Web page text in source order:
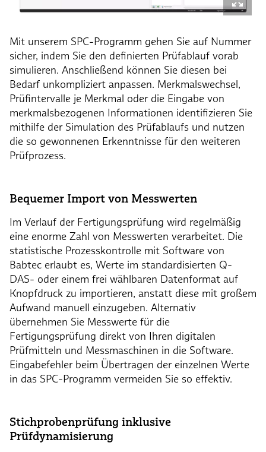
Mit unserem SPC-Programm gehen Sie auf Nummer
sicher, indem Sie den definierten Prüfablauf vorab
simulieren. Anschließend können Sie diesen bei
Bedarf unkompliziert anpassen. Merkmalswechsel,
Prüfintervalle je Merkmal oder die Eingabe von
merkmalsbezogenen Informationen identifizieren Sie
mithilfe der Simulation des Prüfablaufs und nutzen
die so gewonnenen Erkenntnisse für den weiteren
Prüfprozess.
Bequemer Import von Messwerten
Im Verlauf der Fertigungsprüfung wird regelmäßig
eine enorme Zahl von Messwerten verarbeitet. Die
statistische Prozesskontrolle mit Software von
Babtec erlaubt es, Werte im standardisierten Q-
DAS- oder einem frei wählbaren Datenformat auf
Knopfdruck zu importieren, anstatt diese mit großem
Aufwand manuell einzugeben. Alternativ
übernehmen Sie Messwerte für die
Fertigungsprüfung direkt von Ihren digitalen
Prüfmitteln und Messmaschinen in die Software.
Eingabefehler beim Übertragen der einzelnen Werte
in das SPC-Programm vermeiden Sie so effektiv.
Stichprobenprüfung inklusive
Prüfdynamisierung